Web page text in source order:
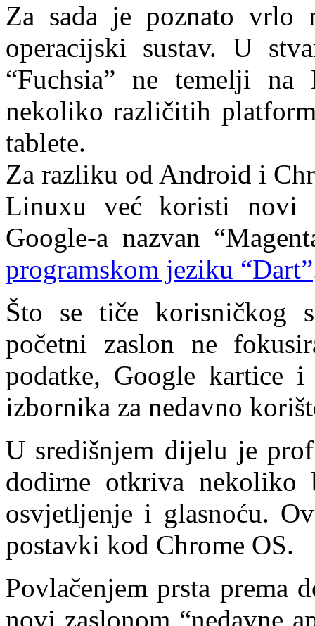
Za sada je poznato vrlo
operacijski sustav. U
“Fuchsia” ne temelji
nekoliko različitih
tablete.
Za razliku od Android i
Linuxu već koristi novi
Google-a nazvan
programskom jeziku “Dart”
Što se tiče korisničkog
početni zaslon ne
podatke, Google kartice
izbornika za nedavno
U središnjem dijelu je
dodirne otkriva nekoliko
osvjetljenje i glasnoću.
postavki kod Chrome OS.
Povlačenjem prsta prema
novi zaslonom “nedavne